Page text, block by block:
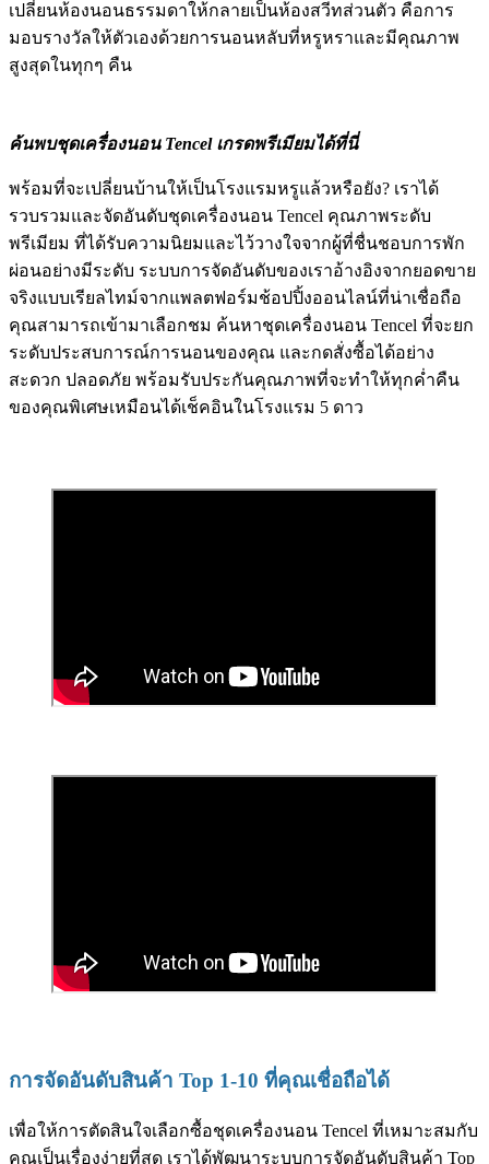
เปลี่ยนห้องนอนธรรมดาให้กลายเป็นห้องสวีทส่วนตัว คือการ
มอบรางวัลให้ตัวเองด้วยการนอนหลับที่หรูหราและมีคุณภาพ
สูงสุดในทุกๆ คืน
ค้นพบชุดเครื่องนอน Tencel เกรดพรีเมียมได้ที่นี่
พร้อมที่จะเปลี่ยนบ้านให้เป็นโรงแรมหรูแล้วหรือยัง? เราได้
รวบรวมและจัดอันดับชุดเครื่องนอน Tencel คุณภาพระดับ
พรีเมียม ที่ได้รับความนิยมและไว้วางใจจากผู้ที่ชื่นชอบการพัก
ผ่อนอย่างมีระดับ ระบบการจัดอันดับของเราอ้างอิงจากยอดขาย
จริงแบบเรียลไทม์จากแพลตฟอร์มช้อปปิ้งออนไลน์ที่น่าเชื่อถือ
คุณสามารถเข้ามาเลือกชม ค้นหาชุดเครื่องนอน Tencel ที่จะยก
ระดับประสบการณ์การนอนของคุณ และกดสั่งซื้อได้อย่าง
สะดวก ปลอดภัย พร้อมรับประกันคุณภาพที่จะทำให้ทุกค่ำคืน
ของคุณพิเศษเหมือนได้เช็คอินในโรงแรม 5 ดาว
การจัดอันดับสินค้า Top 1-10 ที่คุณเชื่อถือได้
เพื่อให้การตัดสินใจเลือกซื้อชุดเครื่องนอน Tencel ที่เหมาะสมกับ
คุณเป็นเรื่องง่ายที่สุด เราได้พัฒนาระบบการจัดอันดับสินค้า Top